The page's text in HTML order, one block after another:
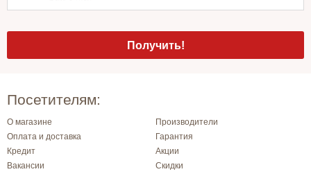
Посетителям:
О магазине
Производители
Оплата и доставка
Гарантия
Кредит
Акции
Вакансии
Скидки